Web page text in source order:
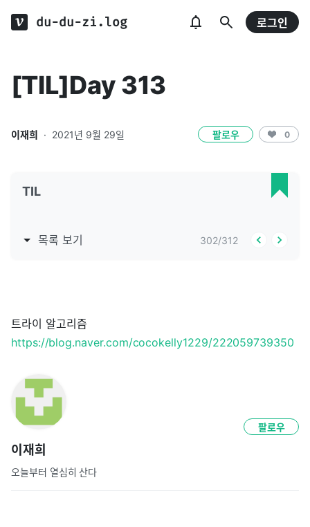
du-du-zi.log 로그인
[TIL]Day 313
이재희 · 2021년 9월 29일 팔로우 0
TIL
목록 보기 302/312
트라이 알고리즘
https://blog.naver.com/cocokelly1229/222059739350
이재희
오늘부터 열심히 산다
팔로우